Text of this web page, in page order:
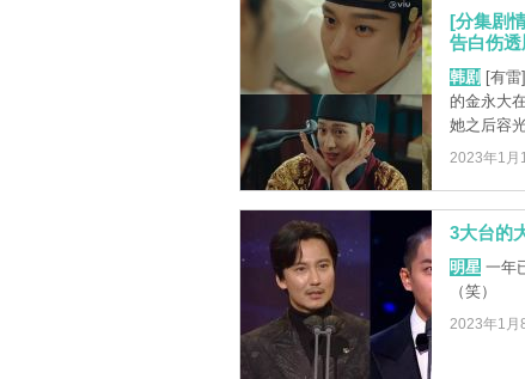
[分集剧
告白伤透
韩剧 [有
的金永大
她之后容
2023年1
3大台的
明星一年
（笑）
2023年1